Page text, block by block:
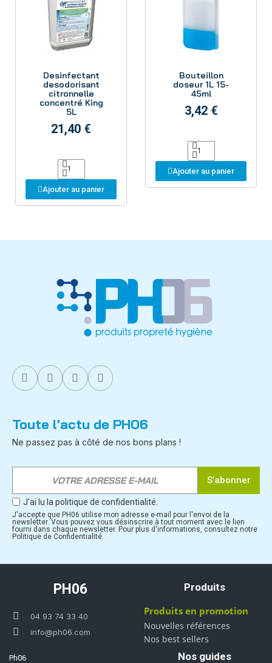
Desinfectant
desodorisant
citronnelle
concentré King
5L
21,40 €
Ajouter au panier
Bouteillon
doseur 1L 15-
45ml
3,42 €
Ajouter au panier
Toute l'actu de PH06
Ne passez pas à côté de nos bons plans !
S’abonner
J'ai lu la politique de confidentialité.
J'accepte que PH06 utilise mon adresse e-mail pour l'envoi de la
newsletter. Vous pouvez vous désinscrire à tout moment avec le lien
fourni dans chaque newsletter. Pour plus d'informations, consultez notre
Politique de Confidentialité.
PH06
04 93 74 33 40
info@ph06.com
Ph06
Produits
Produits en promotion
Nouvelles références
Nos best sellers
Nos guides